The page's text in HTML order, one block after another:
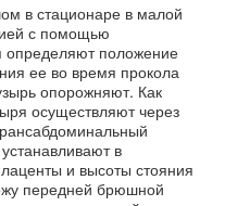
в стационаре в малой
с помощью
определяют положение
ее во время прокола
опорожняют. Как
осуществляют через
в
и высоты стояния
передней брюшной